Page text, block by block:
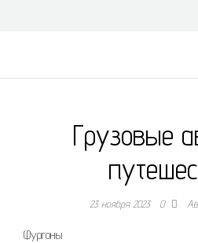
Грузовые
23 ноября 2023 0
Фургоны